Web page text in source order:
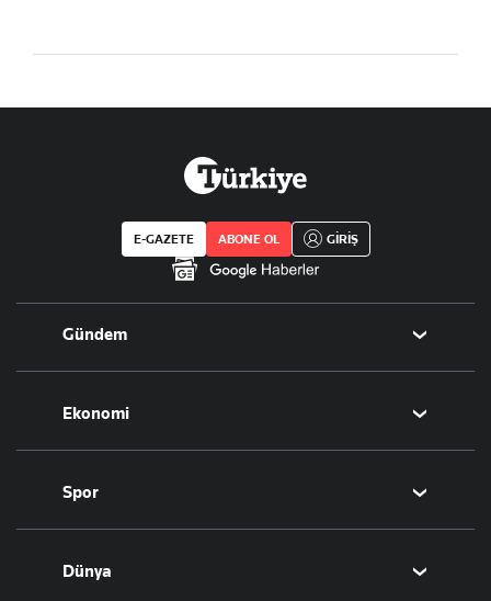
E-GAZETE ABONE OL GİRİŞ
Gündem
Politika
Eğitim
Ekonomi
Borsa
Altın
Döviz
Hisse Senedi
Spor
Futbol
Puan Durumu
Dünya